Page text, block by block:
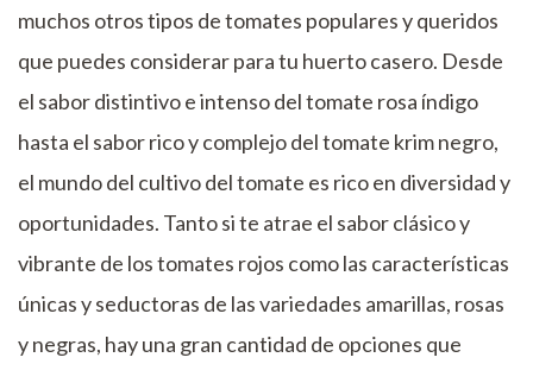
muchos otros tipos de tomates populares y queridos
que puedes considerar para tu huerto casero. Desde
el sabor distintivo e intenso del tomate rosa índigo
hasta el sabor rico y complejo del tomate krim negro,
el mundo del cultivo del tomate es rico en diversidad y
oportunidades. Tanto si te atrae el sabor clásico y
vibrante de los tomates rojos como las características
únicas y seductoras de las variedades amarillas, rosas
y negras, hay una gran cantidad de opciones que